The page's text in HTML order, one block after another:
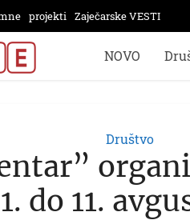
projekti Zaječarske VESTI
NOVO
Društvo
do 11.